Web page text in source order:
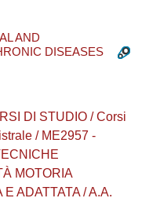
AND
DISEASES
DI STUDIO / Corsi
/ ME2957 -
MOTORIA
ADATTATA / A.A.